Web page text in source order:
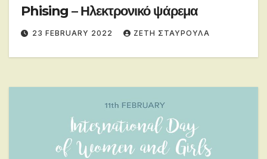
Phising – Ηλεκτρονικό ψάρεμα
23 FEBRUARY 2022 ΖΕΤΗ ΣΤΑΥΡΟΥΛΑ